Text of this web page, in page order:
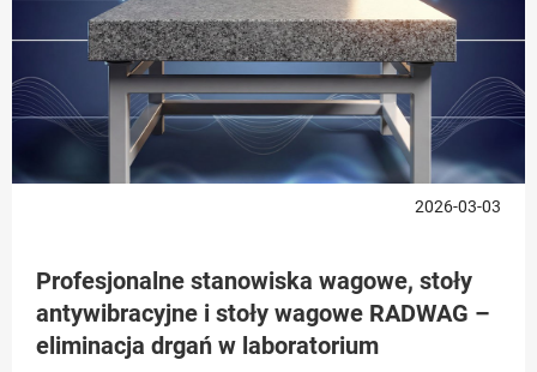
2026-03-03
Profesjonalne stanowiska wagowe, stoły
antywibracyjne i stoły wagowe RADWAG –
eliminacja drgań w laboratorium